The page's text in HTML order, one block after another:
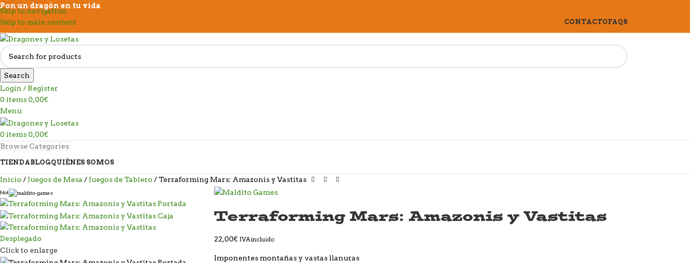
Skip to navigation
Skip to main content
Pon un dragón en tu vida
CONTACTOFAQS
Search
Login / Register
0 items0,00€
Menu
0 items0,00€
Browse Categories
TIENDABLOGQUIÉNES SOMOS
Inicio Juegos de Mesa Juegos de Tablero Terraforming Mars: Amazonis y Vastitas
Hot
Click to enlarge
Terraforming Mars: Amazonis y Vastitas
22,00€ IVA incluido
Imponentes montañas y vastas llanuras